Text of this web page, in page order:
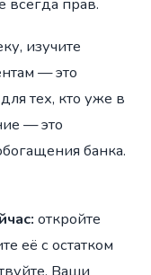
изучите
— это
тех, кто уже в
— это
банка.
откройте
её с остатком
Ваши